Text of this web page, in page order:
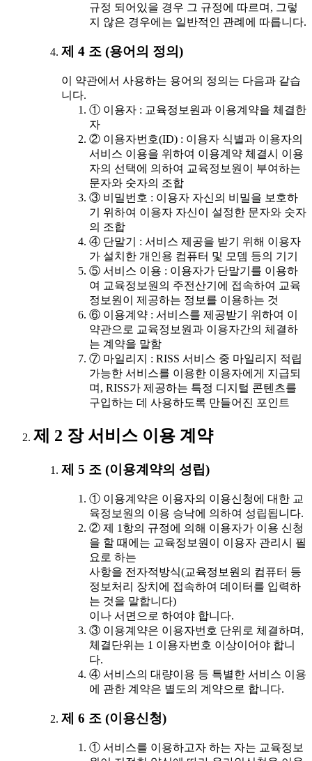
규정 되어있을 경우 그 규정에 따르며, 그렇
지 않은 경우에는 일반적인 관례에 따릅니다.
제 4 조 (용어의 정의)
이 약관에서 사용하는 용어의 정의는 다음과 같습
니다.
① 이용자 : 교육정보원과 이용계약을 체결한
자
② 이용자번호(ID) : 이용자 식별과 이용자의
서비스 이용을 위하여 이용계약 체결시 이용
자의 선택에 의하여 교육정보원이 부여하는
문자와 숫자의 조합
③ 비밀번호 : 이용자 자신의 비밀을 보호하
기 위하여 이용자 자신이 설정한 문자와 숫자
의 조합
④ 단말기 : 서비스 제공을 받기 위해 이용자
가 설치한 개인용 컴퓨터 및 모뎀 등의 기기
⑤ 서비스 이용 : 이용자가 단말기를 이용하
여 교육정보원의 주전산기에 접속하여 교육
정보원이 제공하는 정보를 이용하는 것
⑥ 이용계약 : 서비스를 제공받기 위하여 이
약관으로 교육정보원과 이용자간의 체결하
는 계약을 말함
⑦ 마일리지 : RISS 서비스 중 마일리지 적립
가능한 서비스를 이용한 이용자에게 지급되
며, RISS가 제공하는 특정 디지털 콘텐츠를
구입하는 데 사용하도록 만들어진 포인트
제 2 장 서비스 이용 계약
제 5 조 (이용계약의 성립)
① 이용계약은 이용자의 이용신청에 대한 교
육정보원의 이용 승낙에 의하여 성립됩니다.
② 제 1항의 규정에 의해 이용자가 이용 신청
을 할 때에는 교육정보원이 이용자 관리시 필
요로 하는
사항을 전자적방식(교육정보원의 컴퓨터 등
정보처리 장치에 접속하여 데이터를 입력하
는 것을 말합니다)
이나 서면으로 하여야 합니다.
③ 이용계약은 이용자번호 단위로 체결하며,
체결단위는 1 이용자번호 이상이어야 합니
다.
④ 서비스의 대량이용 등 특별한 서비스 이용
에 관한 계약은 별도의 계약으로 합니다.
제 6 조 (이용신청)
① 서비스를 이용하고자 하는 자는 교육정보